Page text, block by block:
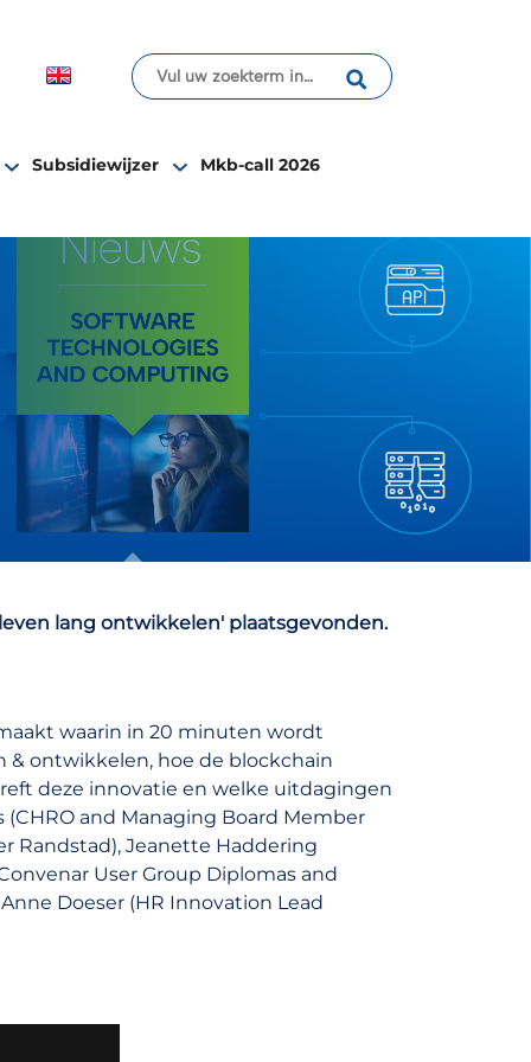
Subsidiewijzer Mkb-call 2026
lang ontwikkelen' plaatsgevonden.
waarin in 20 minuten wordt
ontwikkelen, hoe de blockchain
deze innovatie en welke uitdagingen
and Managing Board Member
Randstad), Jeanette Haddering
User Group Diplomas and
Doeser (HR Innovation Lead